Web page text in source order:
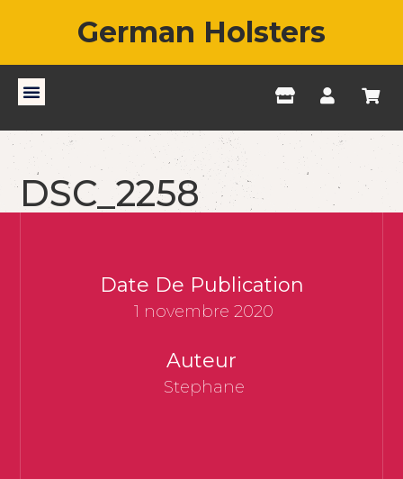
German Holsters
DSC_2258
Date De Publication
1 novembre 2020
Auteur
Stephane